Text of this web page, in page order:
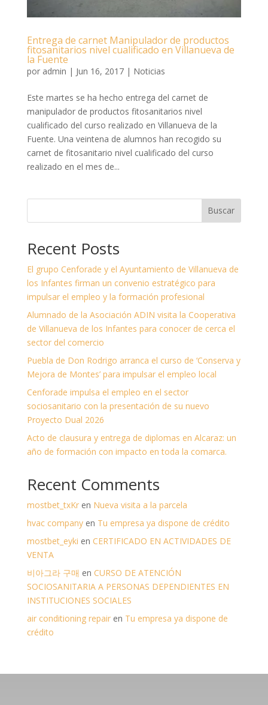
Entrega de carnet Manipulador de productos
fitosanitarios nivel cualificado en Villanueva de
la Fuente
por admin | Jun 16, 2017| Noticias
Este martes se ha hecho entrega del carnet de
manipulador de productos fitosanitarios nivel
cualificado del curso realizado en Villanueva de la
Fuente. Una veintena de alumnos han recogido su
carnet de fitosanitario nivel cualificado del curso
realizado en el mes de...
Buscar
Recent Posts
El grupo Cenforade y el Ayuntamiento de Villanueva de
los Infantes firman un convenio estratégico para
impulsar el empleo y la formación profesional
Alumnado de la Asociación ADIN visita la Cooperativa
de Villanueva de los Infantes para conocer de cerca el
sector del comercio
Puebla de Don Rodrigo arranca el curso de ‘Conserva y
Mejora de Montes’ para impulsar el empleo local
Cenforade impulsa el empleo en el sector
sociosanitario con la presentación de su nuevo
Proyecto Dual 2026
Acto de clausura y entrega de diplomas en Alcaraz: un
año de formación con impacto en toda la comarca.
Recent Comments
mostbet_txKren Nueva visita a la parcela
hvac companyen Tu empresa ya dispone de crédito
mostbet_eyki en CERTIFICADO EN ACTIVIDADES DE
VENTA
비아그라 구매 en CURSO DE ATENCIÓN
SOCIOSANITARIA A PERSONAS DEPENDIENTES EN
INSTITUCIONES SOCIALES
air conditioning repairen Tu empresa ya dispone de
crédito